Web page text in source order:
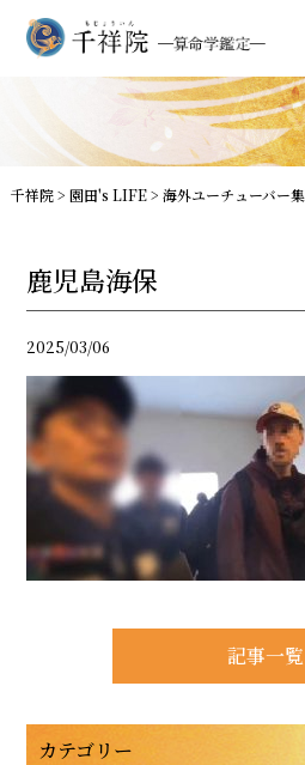
千祥院> 園田's LIFE> 海外ユーチューバー
鹿児島海保
2025/03/06
記事一覧
カテゴリー